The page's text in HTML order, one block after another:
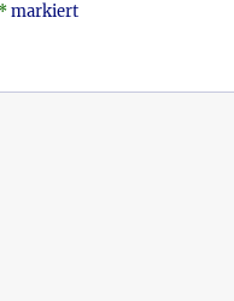
*markiert